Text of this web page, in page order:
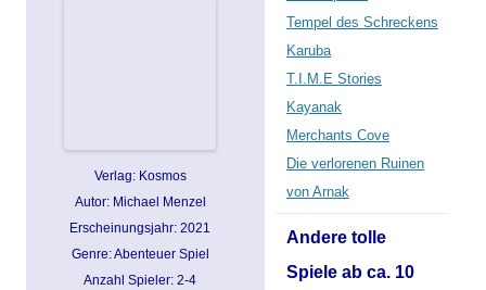
Verlag: Kosmos
Autor: Michael Menzel
Erscheinungsjahr: 2021
Genre: Abenteuer Spiel
Anzahl Spieler: 2-4
Tempel des Schreckens
Karuba
T.I.M.E Stories
Kayanak
Merchants Cove
Die verlorenen Ruinen
von Arnak
Andere tolle
Spiele ab ca. 10